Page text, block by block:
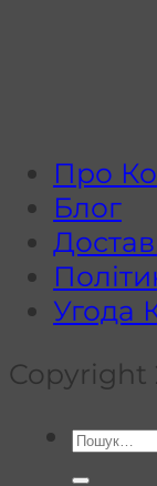
Про
Блог
Угода
Copyright